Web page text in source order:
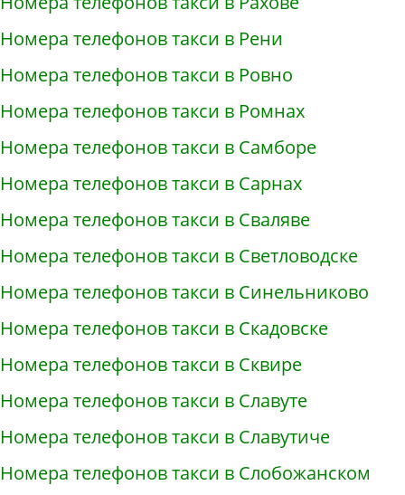
Номера телефонов такси в Рени
Номера телефонов такси в Ровно
Номера телефонов такси в Ромнах
Номера телефонов такси в Самборе
Номера телефонов такси в Сарнах
Номера телефонов такси в Сваляве
Номера телефонов такси в Светловодске
Номера телефонов такси в Синельниково
Номера телефонов такси в Скадовске
Номера телефонов такси в Сквире
Номера телефонов такси в Славуте
Номера телефонов такси в Славутиче
Номера телефонов такси в Слобожанском